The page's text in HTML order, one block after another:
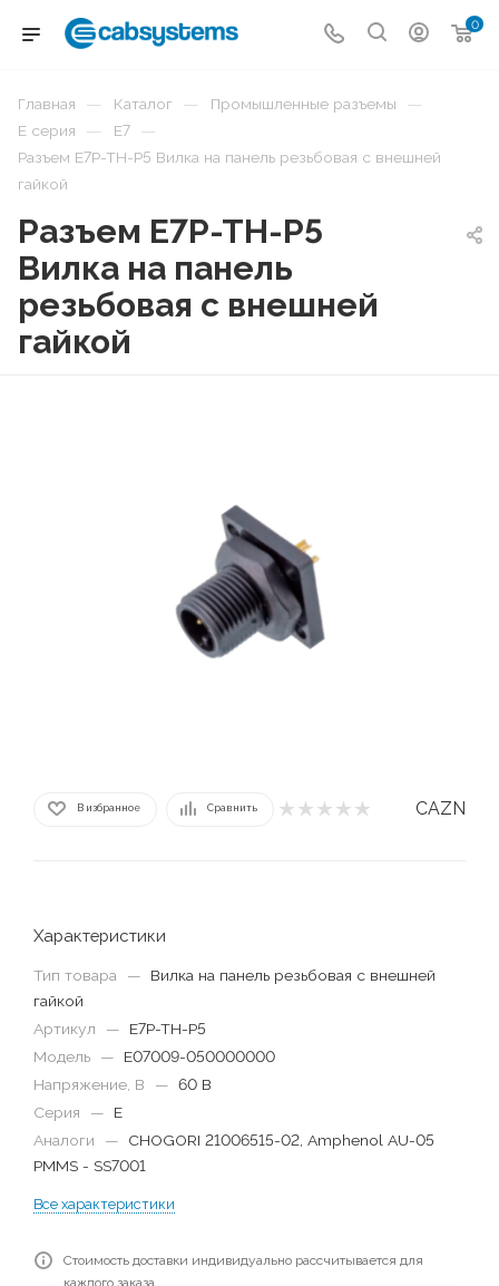
0
Главная — Каталог — Промышленные разъемы —
E серия — E7 —
Разъем E7P-TH-P5 Вилка на панель резьбовая с внешней
гайкой
Разъем E7P-TH-P5
Вилка на панель
резьбовая с внешней
гайкой
В избранное Сравнить CAZN
Характеристики
Тип товара —
Вилка на панель резьбовая с внешней
гайкой
Артикул
—
E7P-TH-P5
Модель
—
E07009-050000000
Напряжение, В
— 60 В
Серия
—
E
Аналоги
—
CHOGORI 21006515-02, Amphenol AU-05
PMMS - SS7001
Все характеристики
Стоимость доставки индивидуально рассчитывается для
каждого заказа